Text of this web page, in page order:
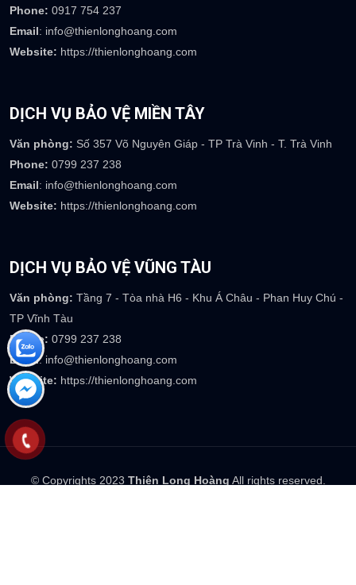
Website:https://thienlonghoang.com
Văn phòng: 39 Mai Thúc Loan - Phường Tân Giang - TP Hà Tĩnh
Phone:
0917 754 237
Email: info@thienlonghoang.com
Website:https://thienlonghoang.com
Văn phòng: Số 357 Võ Nguyên Giáp - TP Trà Vinh - T. Trà Vinh
Phone:
0799 237 238
Email: info@thienlonghoang.com
Website: https://thienlonghoang.com
DỊCH VỤ BẢO VỆ VŨNG TÀU
TP Vĩnh Tàu
Phone:
Email : info@thienlonghoang.com